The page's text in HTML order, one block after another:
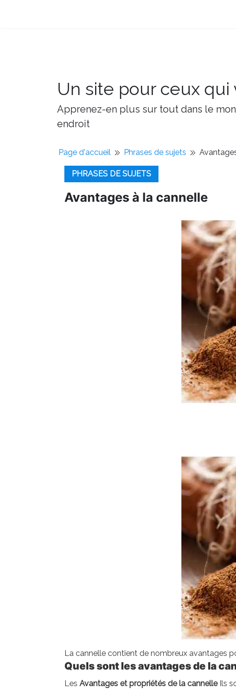
Un site pour ceux
Apprenez-en plus sur tout dans le
endroit
Page d'accueil Phrases de sujets
PHRASES DE SUJETS
Avantages à la cannelle
La cannelle contient de nombreux avantages
Quels sont les avantages de la
Les Avantages et propriétés de la cannelleIls